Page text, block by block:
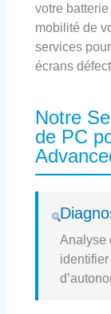
votre
mobilité de
services
écrans
Notre
de PC
Analyse